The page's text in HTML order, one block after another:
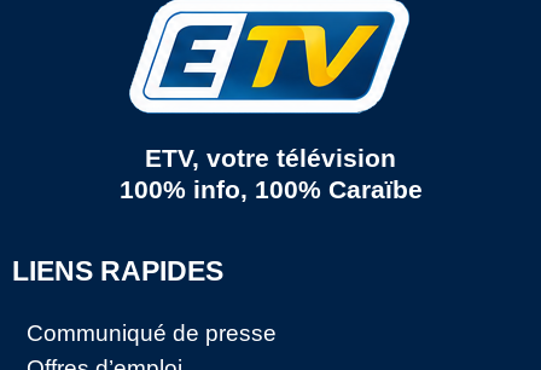
ETV, votre télévision
100% info, 100% Caraïbe
LIENS RAPIDES
Communiqué de presse